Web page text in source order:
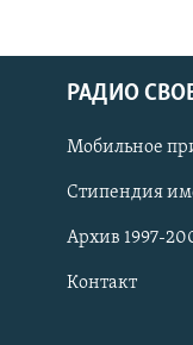
СОЦИАЛЬНЫЕ СЕТИ
РАДИО
Мобильное
Стипендия
Архив 1997-
Контакт